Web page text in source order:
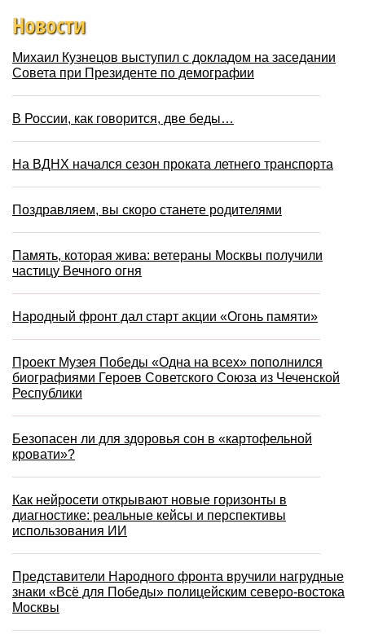
Новости
Михаил Кузнецов выступил с докладом на заседании
Совета при Президенте по демографии
В России, как говорится, две беды…
На ВДНХ начался сезон проката летнего транспорта
Поздравляем, вы скоро станете родителями
Память, которая жива: ветераны Москвы получили
частицу Вечного огня
Народный фронт дал старт акции «Огонь памяти»
Проект Музея Победы «Одна на всех» пополнился
биографиями Героев Советского Союза из Чеченской
Республики
Безопасен ли для здоровья сон в «картофельной
кровати»?
Как нейросети открывают новые горизонты в
диагностике: реальные кейсы и перспективы
использования ИИ
Представители Народного фронта вручили нагрудные
знаки «Всё для Победы» полицейским северо-востока
Москвы